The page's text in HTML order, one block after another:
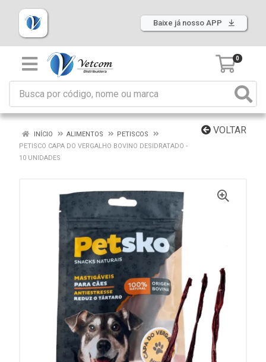
Baixe já nosso APP
0
VOLTAR
INÍCIO ALIMENTOS
PETISCOS
PETISCO CAPA DO VERGALHO BOVINO DESIDRATADO -
10 UNIDADES